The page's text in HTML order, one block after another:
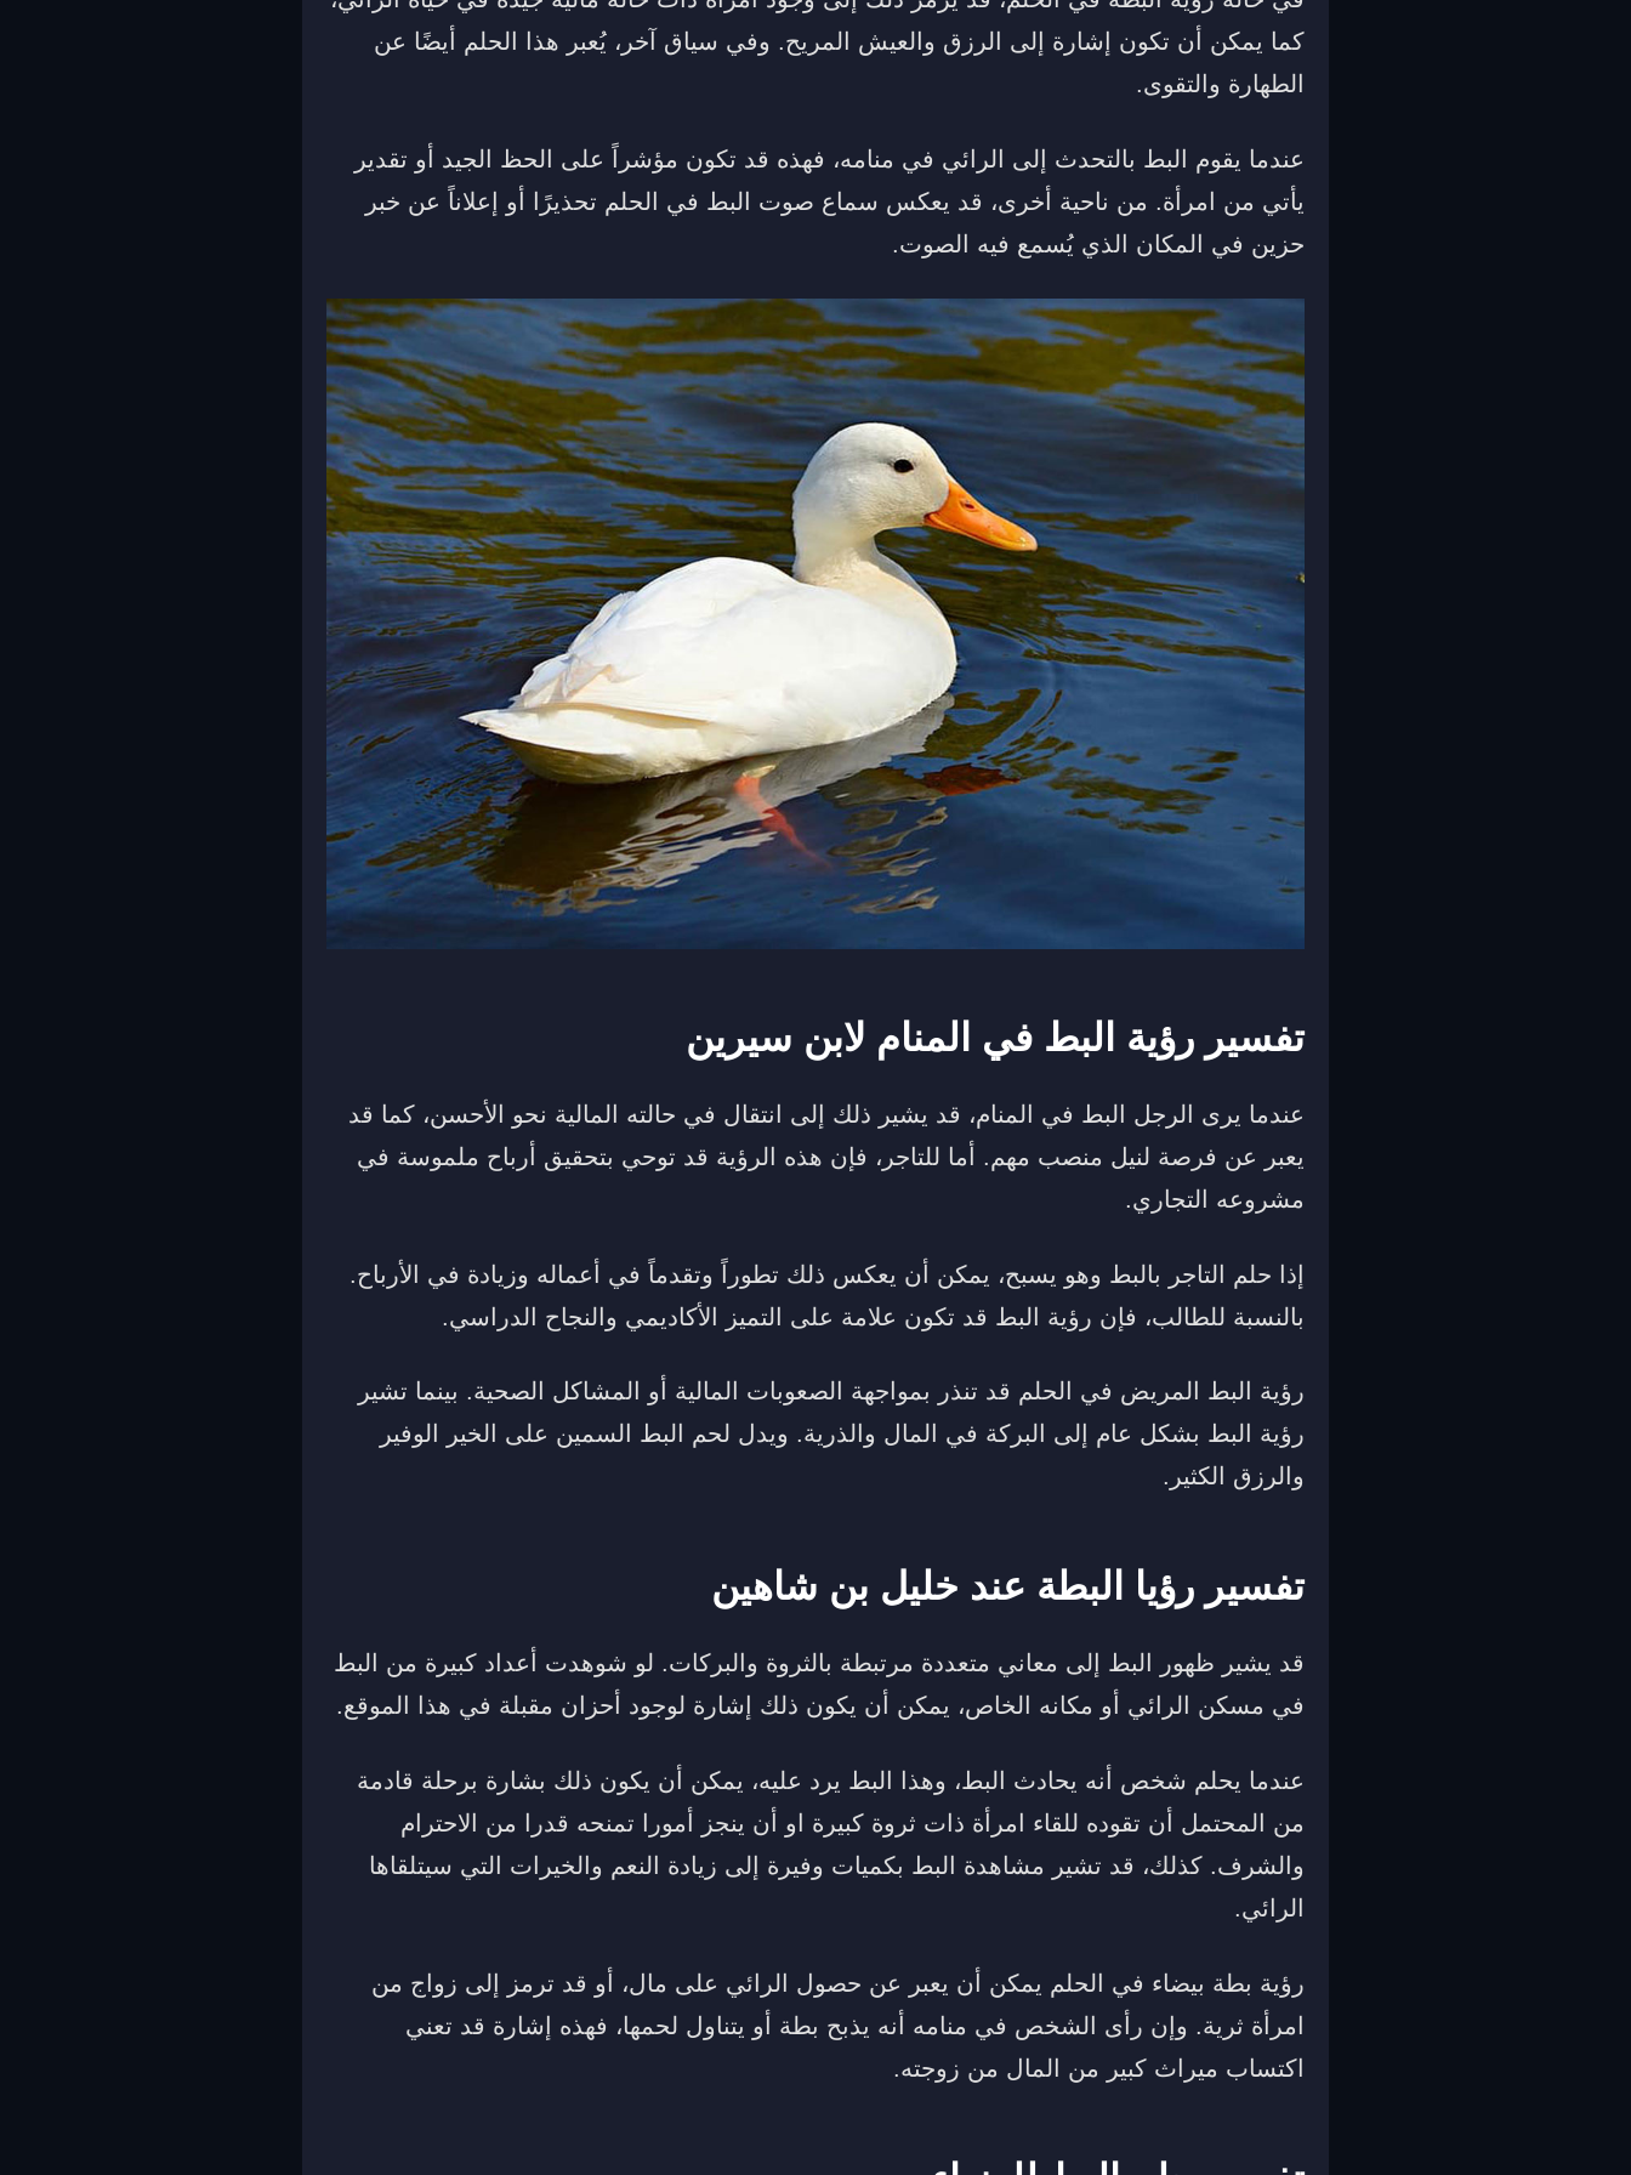
كما يمكن أن تكون إشارة إلى الرزق والعيش المريح. وفي سياق آخر، يُعبر هذا الحلم أيضًا عن
الطهارة والتقوى.
عندما يقوم البط بالتحدث إلى الرائي في منامه، فهذه قد تكون مؤشراً على الحظ الجيد أو تقدير
يأتي من امرأة. من ناحية أخرى، قد يعكس سماع صوت البط في الحلم تحذيرًا أو إعلاناً عن خبر
حزين في المكان الذي يُسمع فيه الصوت.
تفسير رؤية البط في المنام لابن سيرين
عندما يرى الرجل البط في المنام، قد يشير ذلك إلى انتقال في حالته المالية نحو الأحسن، كما قد
يعبر عن فرصة لنيل منصب مهم. أما للتاجر، فإن هذه الرؤية قد توحي بتحقيق أرباح ملموسة في
مشروعه التجاري.
إذا حلم التاجر بالبط وهو يسبح، يمكن أن يعكس ذلك تطوراً وتقدماً في أعماله وزيادة في الأرباح.
بالنسبة للطالب، فإن رؤية البط قد تكون علامة على التميز الأكاديمي والنجاح الدراسي.
رؤية البط المريض في الحلم قد تنذر بمواجهة الصعوبات المالية أو المشاكل الصحية. بينما تشير
رؤية البط بشكل عام إلى البركة في المال والذرية. ويدل لحم البط السمين على الخير الوفير
والرزق الكثير.
تفسير رؤيا البطة عند خليل بن شاهين
قد يشير ظهور البط إلى معاني متعددة مرتبطة بالثروة والبركات. لو شوهدت أعداد كبيرة من البط
في مسكن الرائي أو مكانه الخاص، يمكن أن يكون ذلك إشارة لوجود أحزان مقبلة في هذا الموقع.
عندما يحلم شخص أنه يحادث البط، وهذا البط يرد عليه، يمكن أن يكون ذلك بشارة برحلة قادمة
من المحتمل أن تقوده للقاء امرأة ذات ثروة كبيرة او أن ينجز أمورا تمنحه قدرا من الاحترام
والشرف. كذلك، قد تشير مشاهدة البط بكميات وفيرة إلى زيادة النعم والخيرات التي سيتلقاها
الرائي.
رؤية بطة بيضاء في الحلم يمكن أن يعبر عن حصول الرائي على مال، أو قد ترمز إلى زواج من
امرأة ثرية. وإن رأى الشخص في منامه أنه يذبح بطة أو يتناول لحمها، فهذه إشارة قد تعني
اكتساب ميراث كبير من المال من زوجته.